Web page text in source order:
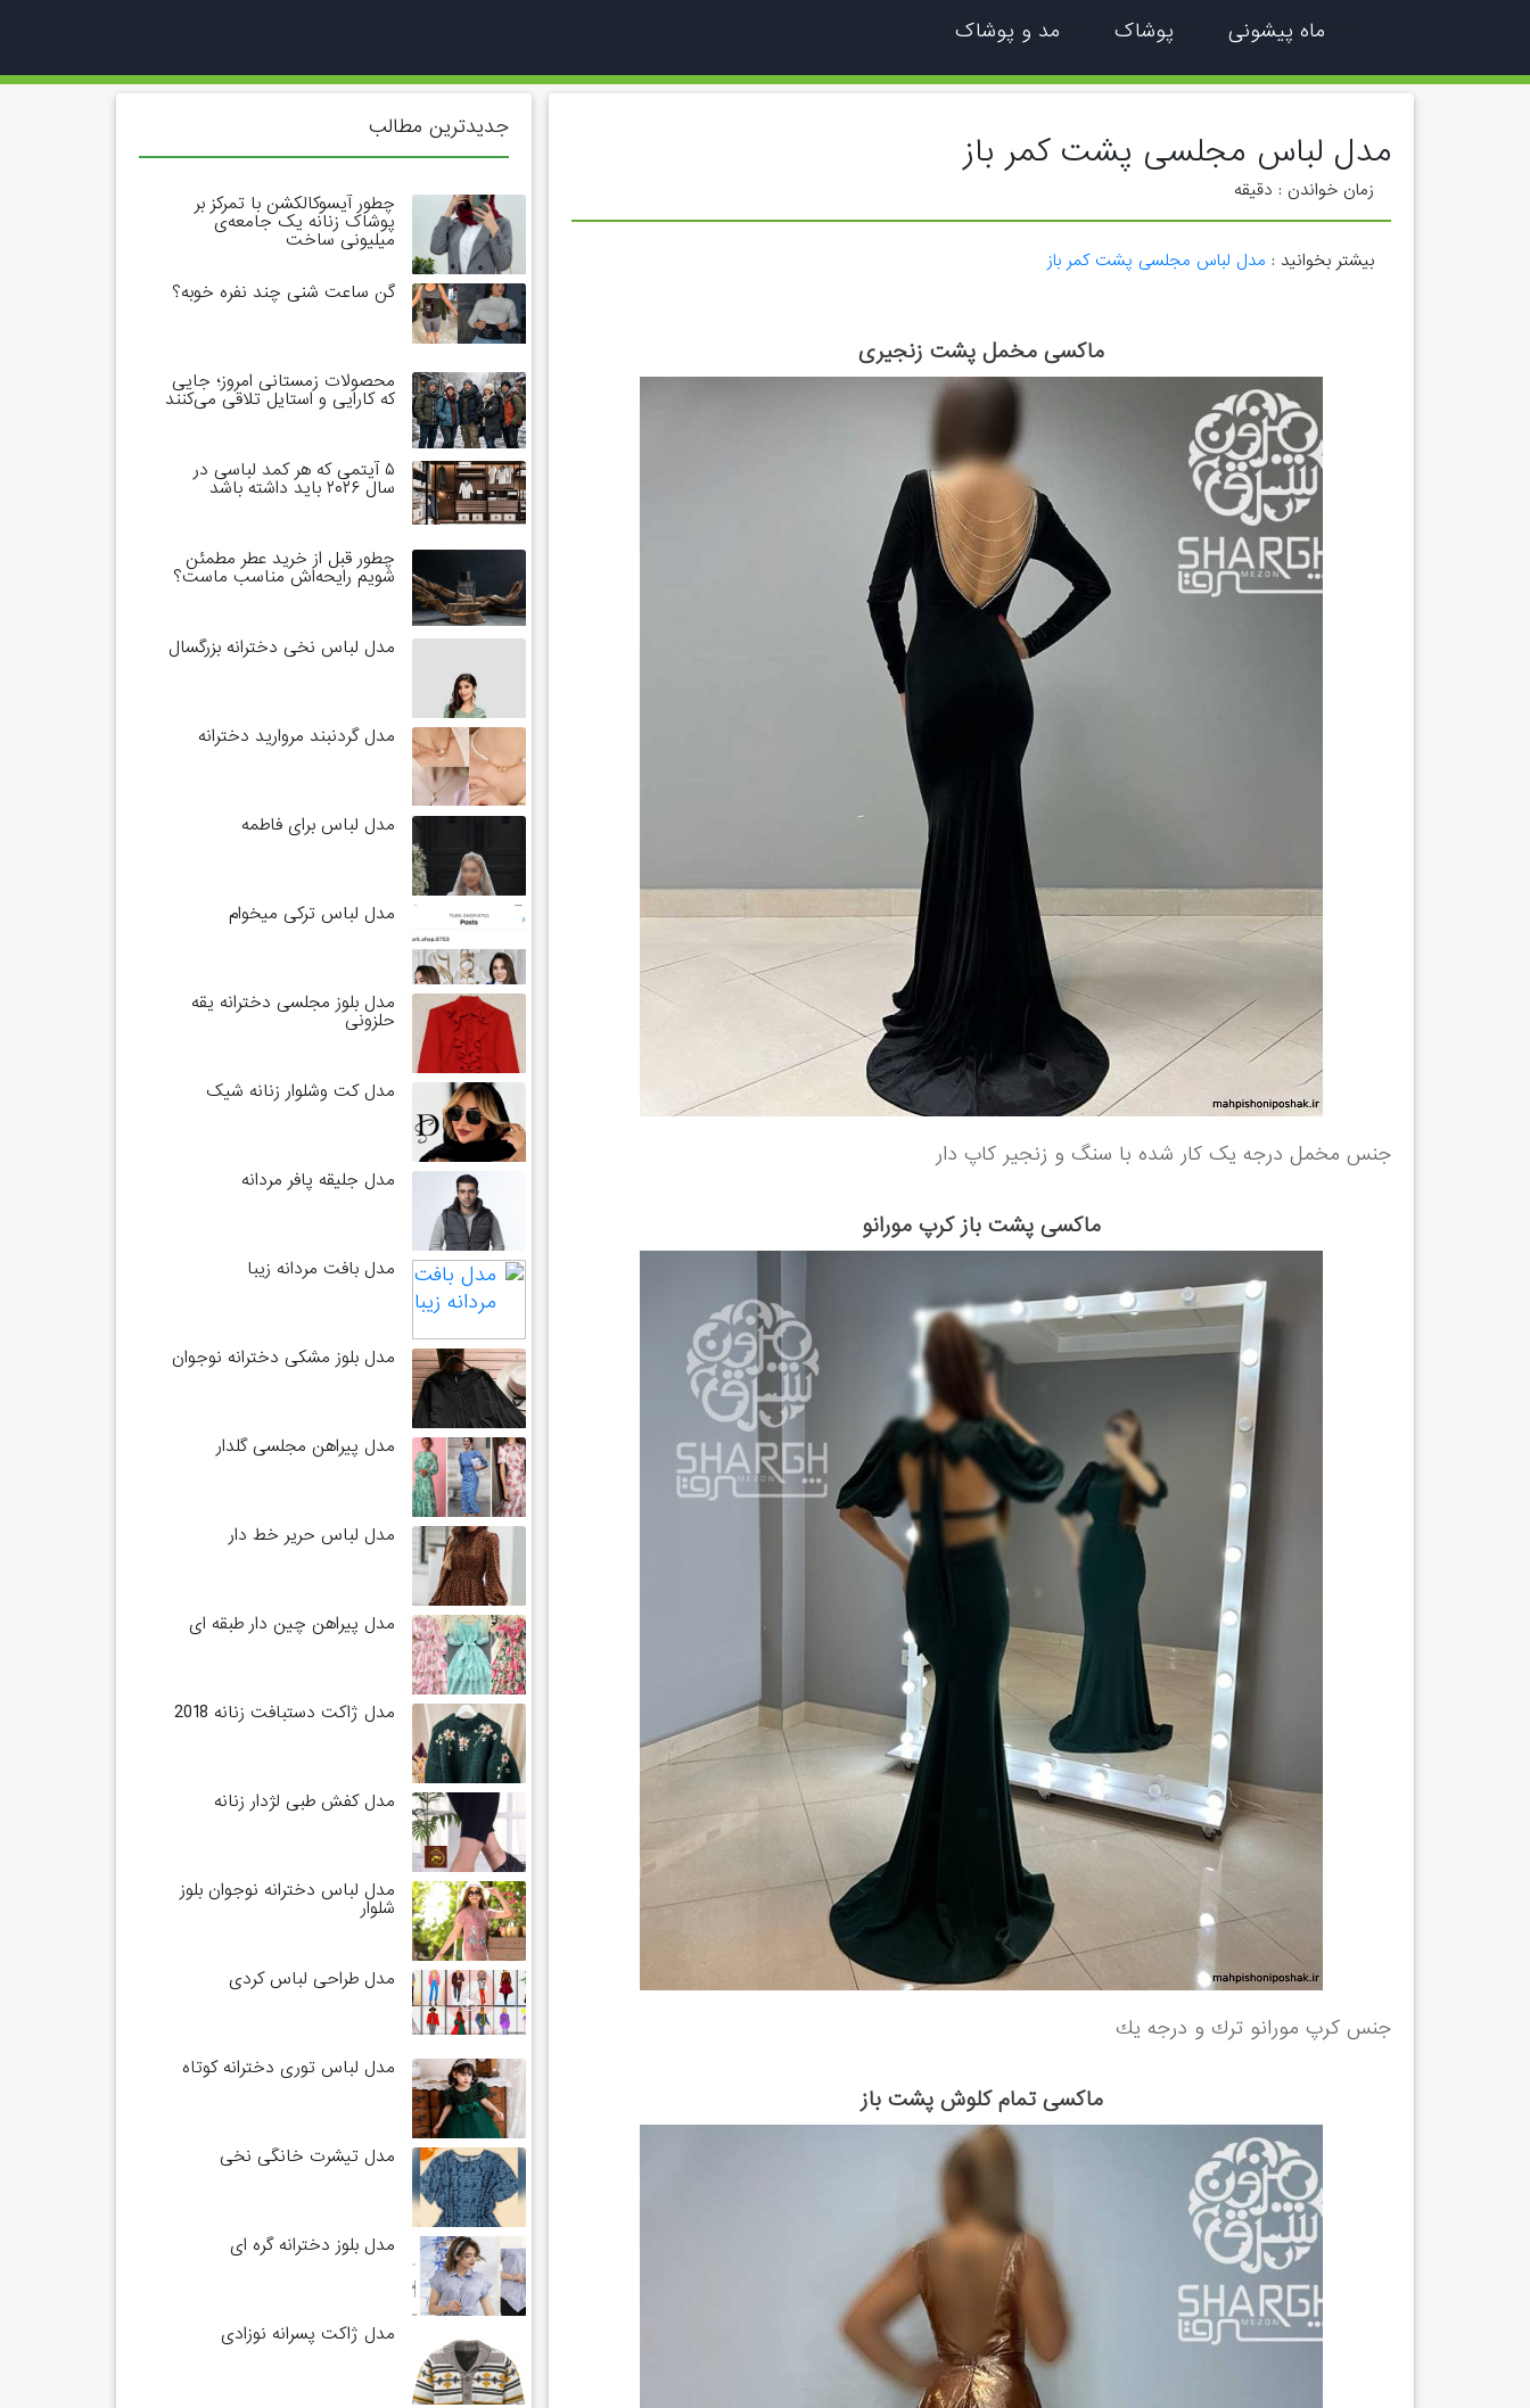
ماه پیشونی پوشاک مد و پوشاک
مدل لباس مجلسی پشت کمر باز
زمان خواندن : دقیقه
بیشتر بخوانید : مدل لباس مجلسی پشت کمر باز
ماکسی مخمل پشت زنجیری
جنس مخمل درجه یک کار شده با سنگ و زنجیر کاپ دار
ماكسی پشت باز كرپ مورانو
جنس كرپ مورانو ترك و درجه يك
ماكسی تمام كلوش پشت باز
جدیدترین مطالب
چطور آیسوکالکشن با تمرکز بر
پوشاک زنانه یک جامعه‌ی
میلیونی ساخت
گن ساعت شنی چند نفره خوبه؟
محصولات زمستانی امروز؛ جایی
که کارایی و استایل تلاقی می‌کنند
۵ آیتمی که هر کمد لباسی در
سال ۲۰۲۶ باید داشته باشد
چطور قبل از خرید عطر مطمئن
شویم رایحه‌اش مناسب ماست؟
مدل لباس نخی دخترانه بزرگسال
مدل گردنبند مروارید دخترانه
مدل لباس برای فاطمه
مدل لباس ترکی میخوام
مدل بلوز مجلسی دخترانه یقه
حلزونی
مدل کت وشلوار زنانه شیک
مدل جلیقه پافر مردانه
مدل بافت مردانه زیبا
مدل بلوز مشکی دخترانه نوجوان
مدل پیراهن مجلسی گلدار
مدل لباس حریر خط دار
مدل پیراهن چین دار طبقه ای
مدل ژاکت دستبافت زنانه 2018
مدل کفش طبی لژدار زنانه
مدل لباس دخترانه نوجوان بلوز
شلوار
مدل طراحی لباس کردی
مدل لباس توری دخترانه کوتاه
مدل تیشرت خانگی نخی
مدل بلوز دخترانه گره ای
مدل ژاکت پسرانه نوزادی